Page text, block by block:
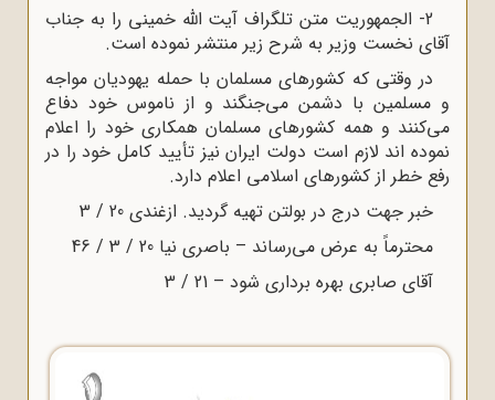
2- الجمهوریت متن تلگراف آیت الله خمینی را به جناب
آقای نخست وزیر به شرح زیر منتشر نموده است.
در وقتی که کشورهای مسلمان با حمله یهودیان مواجه
و مسلمین با دشمن می‌جنگند و از ناموس خود دفاع
می‌کنند و همه کشورهای مسلمان همکاری خود را اعلام
نموده اند لازم است دولت ایران نیز تأیید کامل خود را در
رفع خطر از کشورهای اسلامی اعلام دارد.
خبر جهت درج در بولتن تهیه گردید. ازغندی 20 / 3
محترماً به عرض می‌رساند – باصری نیا 20 / 3 / 46
آقای صابری بهره برداری شود – 21 / 3